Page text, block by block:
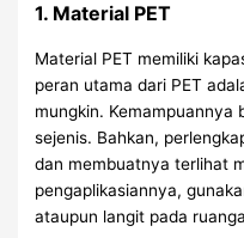
1. Material PET
Material PET memiliki
peran utama dari PET
mungkin. Kemampuannya
sejenis. Bahkan,
dan membuatnya terlihat
pengaplikasiannya,
ataupun langit pada